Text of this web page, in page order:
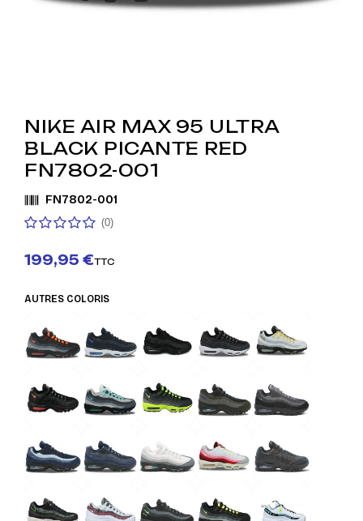
NIKE AIR MAX 95 ULTRA
BLACK PICANTE RED
FN7802-001
FN7802-001
(0)
199,95 €TTC
AUTRES COLORIS